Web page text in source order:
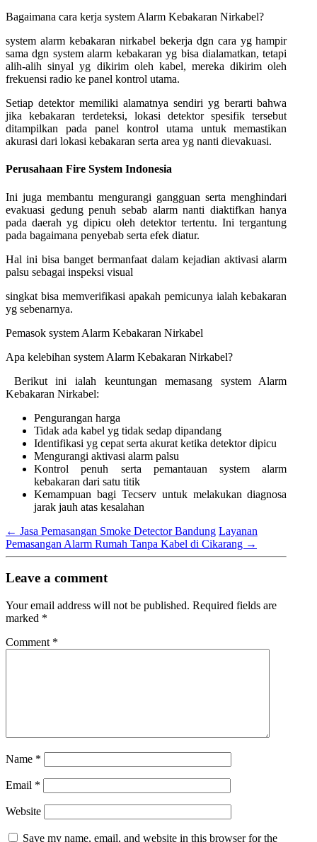
Bagaimana cara kerja system Alarm Kebakaran Nirkabel?
system alarm kebakaran nirkabel bekerja dgn cara yg hampir
sama dgn system alarm kebakaran yg bisa dialamatkan, tetapi
alih-alih sinyal yg dikirim oleh kabel, mereka dikirim oleh
frekuensi radio ke panel kontrol utama.
Setiap detektor memiliki alamatnya sendiri yg berarti bahwa
jika kebakaran terdeteksi, lokasi detektor spesifik tersebut
ditampilkan pada panel kontrol utama untuk memastikan
akurasi dari lokasi kebakaran serta area yg nanti dievakuasi.
Perusahaan Fire System Indonesia
Ini juga membantu mengurangi gangguan serta menghindari
evakuasi gedung penuh sebab alarm nanti diaktifkan hanya
pada daerah yg dipicu oleh detektor tertentu. Ini tergantung
pada bagaimana penyebab serta efek diatur.
Hal ini bisa banget bermanfaat dalam kejadian aktivasi alarm
palsu sebagai inspeksi visual
singkat bisa memverifikasi apakah pemicunya ialah kebakaran
yg sebenarnya.
Pemasok system Alarm Kebakaran Nirkabel
Apa kelebihan system Alarm Kebakaran Nirkabel?
Berikut ini ialah keuntungan memasang system Alarm
Kebakaran Nirkabel:
Pengurangan harga
Tidak ada kabel yg tidak sedap dipandang
Identifikasi yg cepat serta akurat ketika detektor dipicu
Mengurangi aktivasi alarm palsu
Kontrol penuh serta pemantauan system alarm
kebakaran dari satu titik
Kemampuan bagi Tecserv untuk melakukan diagnosa
jarak jauh atas kesalahan
← Jasa Pemasangan Smoke Detector Bandung Layanan
Pemasangan Alarm Rumah Tanpa Kabel di Cikarang →
Leave a comment
Your email address will not be published. Required fields are
marked *
Comment *
Name *
Email *
Website
Save my name, email, and website in this browser for the